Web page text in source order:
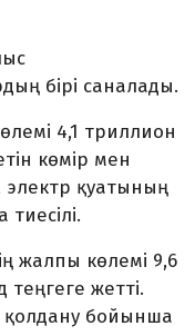
бірі саналады.
4,1 триллион
көмір мен
қуатының
жалпы көлемі 9,6
жетті.
қолдану бойынша